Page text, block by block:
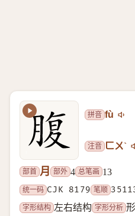
拼音 fù
注音 ㄈㄨˋ
部首 月 部外 4 总笔画 13
统一码 CJK 8179 笔顺
字形结构 左右结构 字形分析